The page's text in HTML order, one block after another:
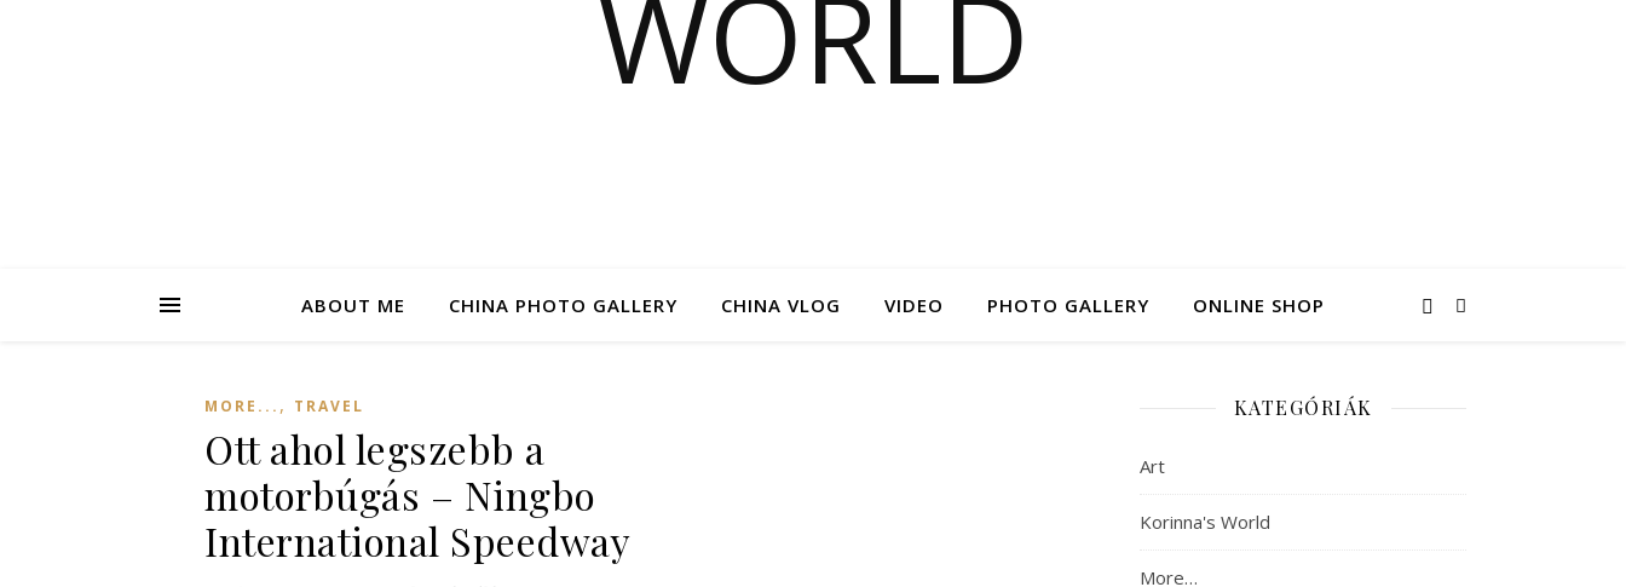
ABOUT ME CHINA PHOTO GALLERY CHINA VLOG VIDEO PHOTO GALLERY ONLINE SHOP
MORE... , TRAVEL
Ott ahol legszebb a
motorbúgás – Ningbo
International Speedway
KATEGÓRIÁK
Art
Korinna's World
More…